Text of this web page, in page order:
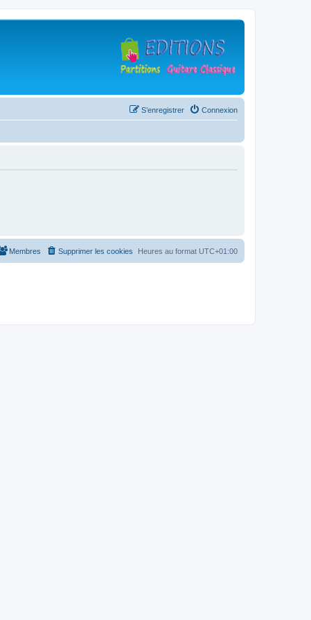
Connexion
S’enregistrer
Heures au format UTC+01:00
Supprimer les cookies
Membres